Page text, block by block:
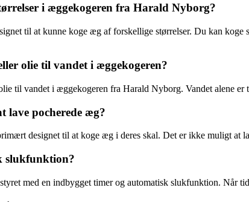
i æggekogeren fra Harald Nyborg?
til at kunne koge æg af forskellige størrelser. Du kan
olie til vandet i æggekogeren?
til vandet i æggekogeren fra Harald Nyborg. Vandet alene
lave pocherede æg?
designet til at koge æg i deres skal. Det er ikke muligt at
slukfunktion?
med en indbygget timer og automatisk slukfunktion. Når